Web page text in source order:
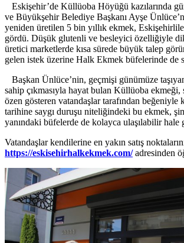
Eskişehir’de Küllüoba Höyüğü kazılarında
ve Büyükşehir Belediye Başkanı Ayşe
yeniden üretilen 5 bin yıllık ekmek,
gördü. Düşük glutenli ve besleyici özelliğiyle
üretici marketlerde kısa sürede büyük talep
gelen istek üzerine Halk Ekmek büfelerinde de
Başkan Ünlüce’nin, geçmişi günümüze
sahip çıkmasıyla hayat bulan Küllüoba ekmeği,
özen gösteren vatandaşlar tarafından beğeniyle
tarihine saygı duruşu niteliğindeki bu ekmek,
yanındaki büfelerde de kolayca ulaşılabilir hale
Vatandaşlar kendilerine en yakın satış
https://eskisehirhalkekmek.com/adresinden